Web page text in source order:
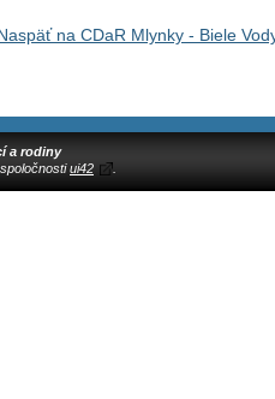
na CDaR Mlynky - Biele
a rodiny
spoločnostiui42